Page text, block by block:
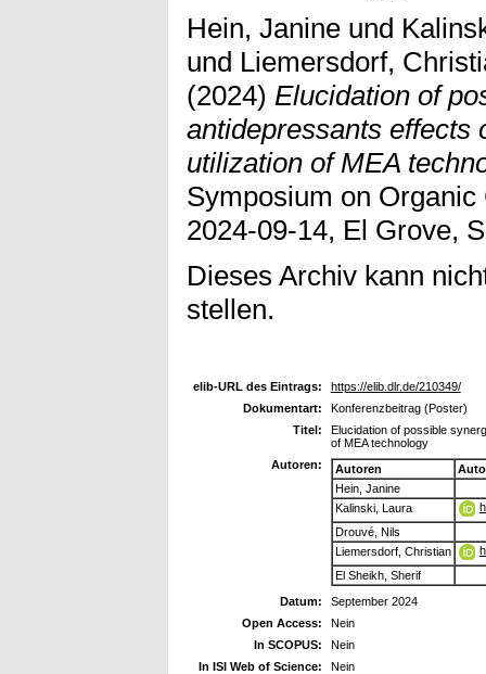
Hein, Janine und
und Liemersdorf,
(2024) Elucidation of
antidepressants effects
utilization of MEA
Symposium on
2024-09-14, El Grove,
Dieses Archiv kann
stellen.
elib-URL des Eintrags:
https://elib.dlr.de/210349/
Dokumentart:
Konferenzbeitrag (Poster)
Titel:
Elucidation of possible
of MEA technology
Autoren:
Autoren
Hein, Janine
Kalinski, Laura
Drouvé, Nils
Liemersdorf, Christian
El Sheikh, Sherif
Datum:
September 2024
Open Access:
Nein
In SCOPUS:
Nein
In ISI Web of Science:
Nein